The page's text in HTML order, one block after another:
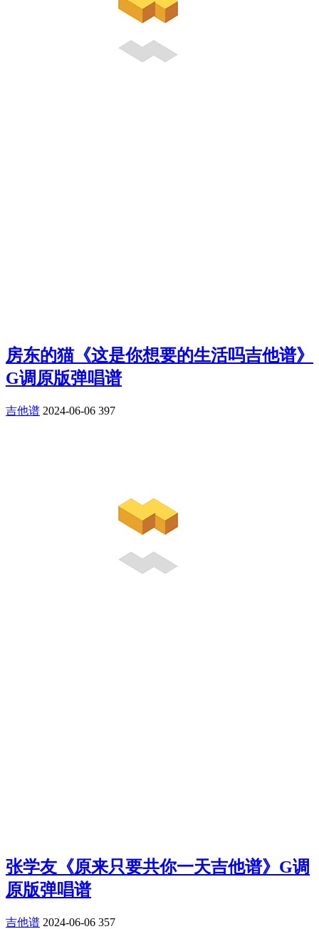
房东的猫《这是你想要的生活吗吉他谱》
G调原版弹唱谱
吉他谱 2024-06-06 397
张学友《原来只要共你一天吉他谱》G调
原版弹唱谱
吉他谱 2024-06-06 357